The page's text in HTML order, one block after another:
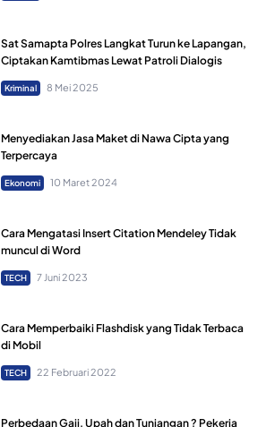
Sat Samapta Polres Langkat Turun ke Lapangan,
Ciptakan Kamtibmas Lewat Patroli Dialogis
Kriminal 8 Mei 2025
Menyediakan Jasa Maket di Nawa Cipta yang
Terpercaya
Ekonomi 10 Maret 2024
Cara Mengatasi Insert Citation Mendeley Tidak
muncul di Word
TECH 7 Juni 2023
Cara Memperbaiki Flashdisk yang Tidak Terbaca
di Mobil
TECH 22 Februari 2022
Perbedaan Gaji, Upah dan Tunjangan ? Pekerja